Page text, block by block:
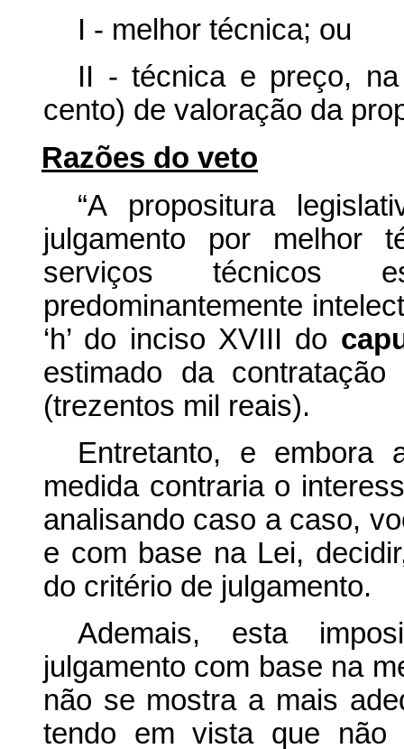
I - melhor técnica; ou
II - técnica e preço,
cento) de valoração da
Razões do veto
“A propositura
julgamento por melhor
serviços técnicos
predominantemente
‘h’ do inciso XVIII do
estimado da
(trezentos mil reais).
Entretanto, e embora
medida contraria o
analisando caso a caso,
e com base na Lei,
do critério de julgamento.
Ademais, esta
julgamento com base na
não se mostra a mais
tendo em vista que